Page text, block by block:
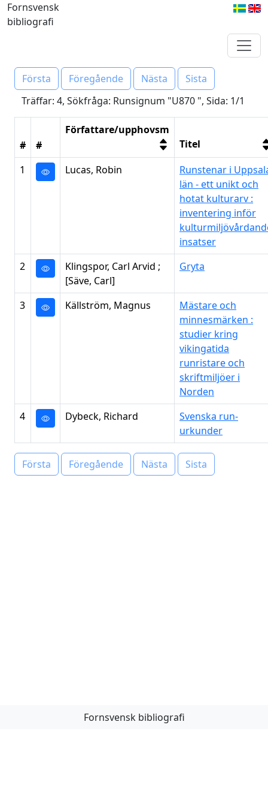
Fornsvensk
bibliografi
Första Föregående Nästa
Sista
Träffar: 4, Sökfråga: Runsignum "U870 ", Sida: 1/1
# #
Författare/upphovsm
Titel
1
Lucas, Robin
Runstenar i
län - ett unikt och
hotat kulturarv :
inventering inför
insatser
2
Klingspor, Carl Arvid ;
[Säve, Carl]
Gryta
3 Källström, Magnus
Mästare och
minnesmärken :
studier kring
vikingatida
runristare och
skriftmiljöer i
Norden
4
Dybeck, Richard
Svenska run-
urkunder
Första Föregående Nästa Sista
Fornsvensk bibliografi